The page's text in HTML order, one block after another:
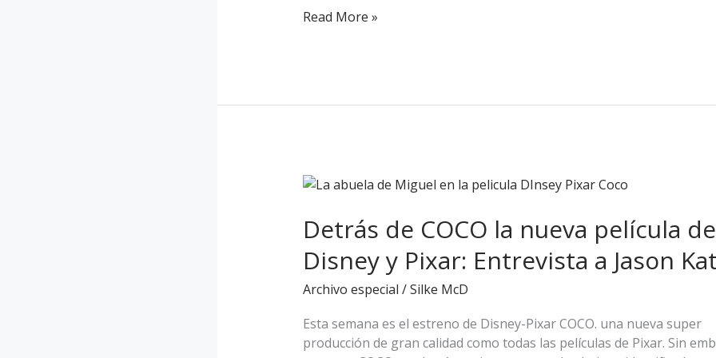
Read More »
Detrás de COCO la nueva película de
Disney y Pixar: Entrevista a Jason
Archivo especial /Silke McD
Esta semana es el estreno de Disney-Pixar COCO. una nueva super
producción de gran calidad como todas las películas de Pixar. Sin
Detrás
COCO
la
nueva
de
Disney